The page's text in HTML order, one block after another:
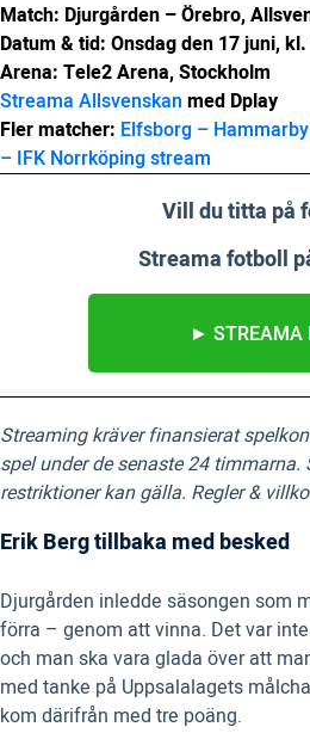
Match: Djurgården – Örebro,
Datum & tid: Onsdag den 17 juni,
Arena: Tele2 Arena, Stockholm
Streama Allsvenskan med Dplay
Fler matcher: Elfsborg –
– IFK Norrköping stream
Vill du titta på
Streama fotboll
► STREAMA
Streaming kräver finansierat
spel under de senaste 24
restriktioner kan gälla. Regler &
Erik Berg tillbaka med besked
Djurgården inledde säsongen som
förra – genom att vinna. Det var
och man ska vara glada över att
med tanke på Uppsalalagets
kom därifrån med tre poäng.